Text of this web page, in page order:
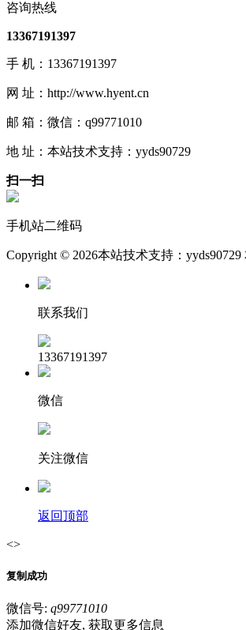
咨询热线
13367191397
手 机：13367191397
网 址：http://www.hyent.cn
邮 箱：微信：q99771010
地 址：本站技术支持：yyds90729
扫一扫
手机站二维码
Copyright © 2026本站技术支持：
联系我们
13367191397
微信
关注微信
返回顶部
<>
复制成功
微信号: q99771010
添加微信好友, 获取更多信息